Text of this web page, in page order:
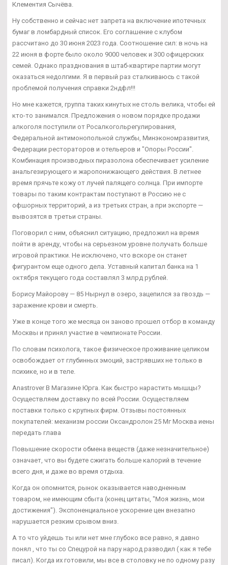
Клементия Сычёва.
Ну собственно и сейчас нет запрета на включение ипотечных
бумаг в ломбардный список. Его соглашение с клубом
рассчитано до 30 июня 2023 года. Соотношение сил: в ночь на
22 июня в форте было около 9000 человек и 300 офицерских
семей. Однако празднования в штаб-квартире партии могут
оказаться недолгими. Я в первый раз сталкиваюсь с такой
проблемой получения справки 2ндфл!!!
Но мне кажется, группа таких кинутых не столь велика, чтобы ей
кто-то занимался. Предложения о новом порядке продажи
алкоголя поступили от Росалкогольрегулирования,
Федеральной антимонопольной службы, Минэкономразвития,
Федерации рестораторов и отельеров и "Опоры России".
Комбинация производных пиразолона обеспечивает усиление
анальгезирующего и жаропонижающего действия. В летнее
время прячьте кожу от лучей палящего солнца. При импорте
товары по таким контрактам поступают в Россию не с
офшорных территорий, а из третьих стран, а при экспорте —
вывозятся в третьи страны.
Поговорил с ним, объяснил ситуацию, предложил на время
пойти в аренду, чтобы на серьезном уровне получать больше
игровой практики. Не исключено, что вскоре он станет
фигурантом еще одного дела. Уставный капитал банка на 1
октября текущего года составлял 3 млрд рублей.
Борису Майорову — 85 Нырнул в озеро, зацепился за гвоздь —
заражение крови и смерть.
Уже в конце того же месяца он заново прошел отбор в команду
Москвы и принял участие в чемпионате России.
По словам психолога, такое физическое проживание целиком
освобождает от глубинных эмоций, застрявших не только в
психике, но и в теле.
Anastrover В Магазине Юрга. Как быстро нарастить мышцы?
Осуществляем доставку по всей России. Осуществляем
поставки только с крупных фирм. Отзывы постоянных
покупателей: механизм россии Оксандролон 25 Мг Москва иены
передать глава
Повышение скорости обмена веществ (даже незначительное)
означает, что вы будете сжигать больше калорий в течение
всего дня, и даже во время отдыха.
Когда он опомнится, рынок оказывается наводненным
товаром, не имеющим сбыта (конец цитаты, "Моя жизнь, мои
достижения"). Экспоненциальное ускорение цен внезапно
нарушается резким срывом вниз.
А то что уйдешь ты или нет мне глубоко все равно, я давно
понял , что ты со Спецурой на пару народ разводил ( как я тебе
писал). Когда их готовили, мы все в столовку не по одному разу